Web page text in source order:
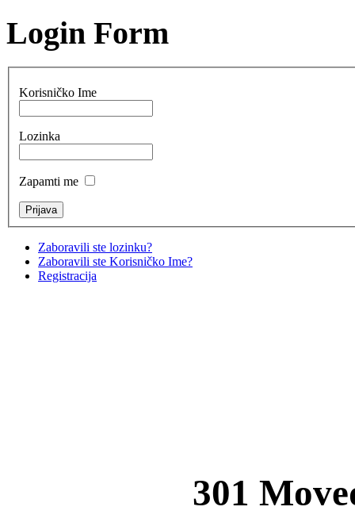
Login Form
Korisničko Ime
Lozinka
Zapamti me
Zaboravili ste lozinku?
Zaboravili ste Korisničko Ime?
Registracija
301